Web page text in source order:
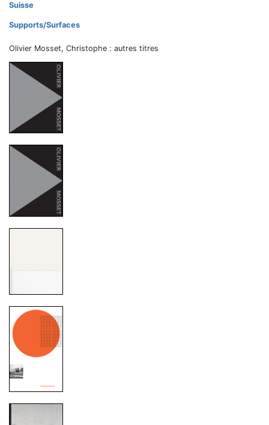
Suisse
Supports/Surfaces
Olivier Mosset, Christophe : autres titres